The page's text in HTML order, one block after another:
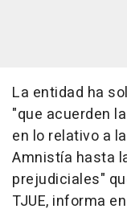
La entidad ha
"que acuerden
en lo relativo a
Amnistía hasta
prejudiciales"
TJUE, informa